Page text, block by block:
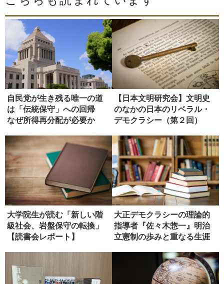
自民党が生き残る唯一の道
は「伝統保守」への回帰
なぜ所得再分配が必要か
【日本文明研究会】文明史
のなかの日本のリベラル・
デモクラシー（第２回）
大学院生が読む「新しい階
級社会、岩盤保守の転換」
【読書会レポート】
大正デモクラシーの理論的
指導者『佐々木惣一』明治
立憲制の歩みと重なる生涯